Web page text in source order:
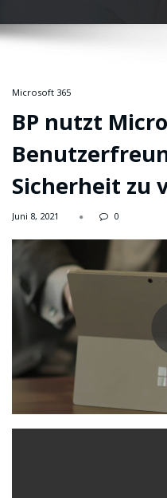
Microsoft 365
BP nutzt
Sicherheit zu
Juni 8, 2021 0